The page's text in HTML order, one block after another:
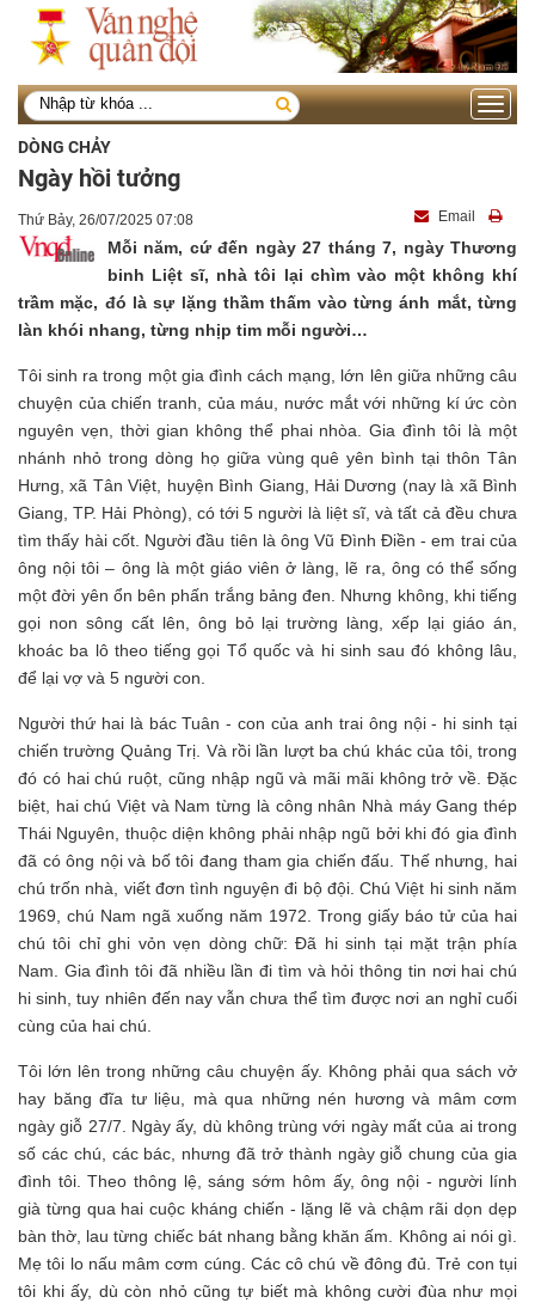
Toggle
DÒNG CHẢY
Ngày hồi tưởng
Thứ Bảy, 26/07/2025 07:08 Email
Mỗi năm, cứ đến ngày 27 tháng 7, ngày Thương
binh Liệt sĩ, nhà tôi lại chìm vào một không khí
trầm mặc, đó là sự lặng thầm thấm vào từng ánh mắt, từng
làn khói nhang, từng nhịp tim mỗi người…
Tôi sinh ra trong một gia đình cách mạng, lớn lên giữa những câu
chuyện của chiến tranh, của máu, nước mắt với những kí ức còn
nguyên vẹn, thời gian không thể phai nhòa. Gia đình tôi là một
nhánh nhỏ trong dòng họ giữa vùng quê yên bình tại thôn Tân
Hưng, xã Tân Việt, huyện Bình Giang, Hải Dương (nay là xã Bình
Giang, TP. Hải Phòng), có tới 5 người là liệt sĩ, và tất cả đều chưa
tìm thấy hài cốt. Người đầu tiên là ông Vũ Đình Điền - em trai của
ông nội tôi – ông là một giáo viên ở làng, lẽ ra, ông có thể sống
một đời yên ổn bên phấn trắng bảng đen. Nhưng không, khi tiếng
gọi non sông cất lên, ông bỏ lại trường làng, xếp lại giáo án,
khoác ba lô theo tiếng gọi Tổ quốc và hi sinh sau đó không lâu,
để lại vợ và 5 người con.
Người thứ hai là bác Tuân - con của anh trai ông nội - hi sinh tại
chiến trường Quảng Trị. Và rồi lần lượt ba chú khác của tôi, trong
đó có hai chú ruột, cũng nhập ngũ và mãi mãi không trở về. Đặc
biệt, hai chú Việt và Nam từng là công nhân Nhà máy Gang thép
Thái Nguyên, thuộc diện không phải nhập ngũ bởi khi đó gia đình
đã có ông nội và bố tôi đang tham gia chiến đấu. Thế nhưng, hai
chú trốn nhà, viết đơn tình nguyện đi bộ đội. Chú Việt hi sinh năm
1969, chú Nam ngã xuống năm 1972. Trong giấy báo tử của hai
chú tôi chỉ ghi vỏn vẹn dòng chữ: Đã hi sinh tại mặt trận phía
Nam. Gia đình tôi đã nhiều lần đi tìm và hỏi thông tin nơi hai chú
hi sinh, tuy nhiên đến nay vẫn chưa thể tìm được nơi an nghỉ cuối
cùng của hai chú.
Tôi lớn lên trong những câu chuyện ấy. Không phải qua sách vở
hay băng đĩa tư liệu, mà qua những nén hương và mâm cơm
ngày giỗ 27/7. Ngày ấy, dù không trùng với ngày mất của ai trong
số các chú, các bác, nhưng đã trở thành ngày giỗ chung của gia
đình tôi. Theo thông lệ, sáng sớm hôm ấy, ông nội - người lính
già từng qua hai cuộc kháng chiến - lặng lẽ và chậm rãi dọn dẹp
bàn thờ, lau từng chiếc bát nhang bằng khăn ấm. Không ai nói gì.
Mẹ tôi lo nấu mâm cơm cúng. Các cô chú về đông đủ. Trẻ con tụi
tôi khi ấy, dù còn nhỏ cũng tự biết mà không cười đùa như mọi